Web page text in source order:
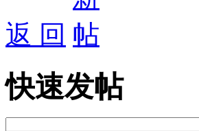
返 回
快速发帖